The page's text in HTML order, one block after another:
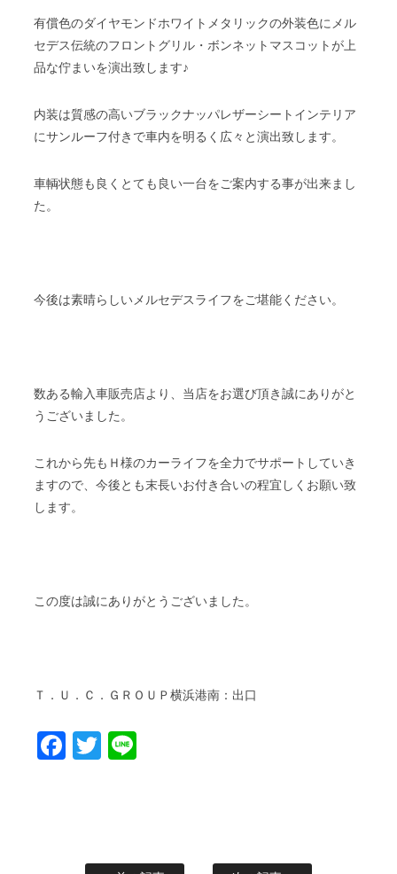
有償色のダイヤモンドホワイトメタリックの外装色にメル
セデス伝統のフロントグリル・ボンネットマスコットが上
品な佇まいを演出致します♪
内装は質感の高いブラックナッパレザーシートインテリア
にサンルーフ付きで車内を明るく広々と演出致します。
車輌状態も良くとても良い一台をご案内する事が出来まし
た。
今後は素晴らしいメルセデスライフをご堪能ください。
数ある輸入車販売店より、当店をお選び頂き誠にありがと
うございました。
これから先もＨ様のカーライフを全力でサポートしていき
ますので、今後とも末長いお付き合いの程宜しくお願い致
します。
この度は誠にありがとうございました。
Ｔ．Ｕ．Ｃ．ＧＲＯＵＰ横浜港南：出口
Facebook
Twitter